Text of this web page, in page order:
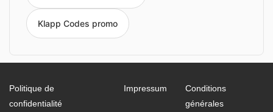
Klapp Codes promo
Politique de
confidentialité
Impressum
Conditions
générales